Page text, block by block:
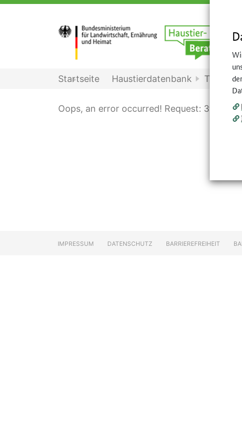
Startseite Haustierdatenbank
Oops, an error occurred! Request:
IMPRESSUM DATENSCHUTZ BARRIEREFREIHEIT